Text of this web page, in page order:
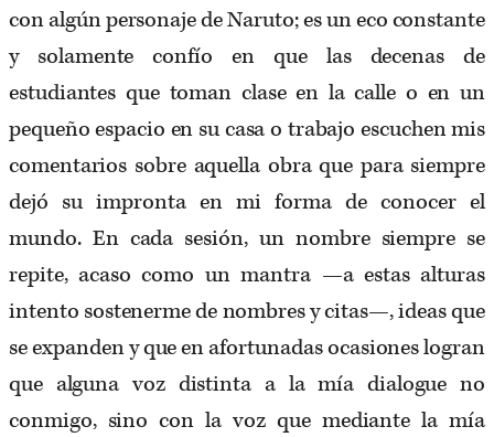
con algún personaje de Naruto; es un eco constante
y solamente confío en que las decenas de
estudiantes que toman clase en la calle o en un
pequeño espacio en su casa o trabajo escuchen mis
comentarios sobre aquella obra que para siempre
dejó su impronta en mi forma de conocer el
mundo. En cada sesión, un nombre siempre se
repite, acaso como un mantra —a estas alturas
intento sostenerme de nombres y citas—, ideas que
se expanden y que en afortunadas ocasiones logran
que alguna voz distinta a la mía dialogue no
conmigo, sino con la voz que mediante la mía